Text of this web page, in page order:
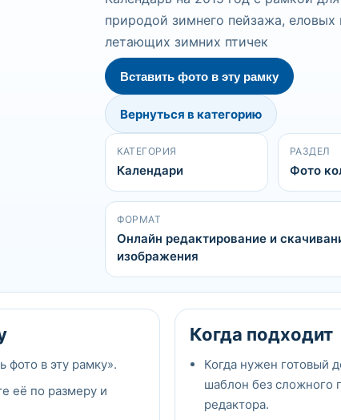
природой зимнего пейзажа, еловых
летающих зимних птичек
Вставить фото в эту рамку
Вернуться в категорию
КАТЕГОРИЯ
Календари
РАЗДЕЛ
Фото
ФОРМАТ
Онлайн редактирование и
изображения
фото в эту рамку».
её по размеру и
Когда подходит
Когда нужен готовый
шаблон без сложного
редактора.